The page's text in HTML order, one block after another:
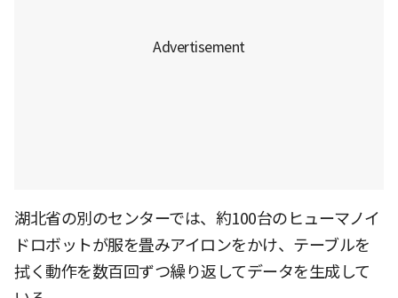
湖北省の別のセンターでは、約100台のヒューマノイ
ドロボットが服を畳みアイロンをかけ、テーブルを
拭く動作を数百回ずつ繰り返してデータを生成して